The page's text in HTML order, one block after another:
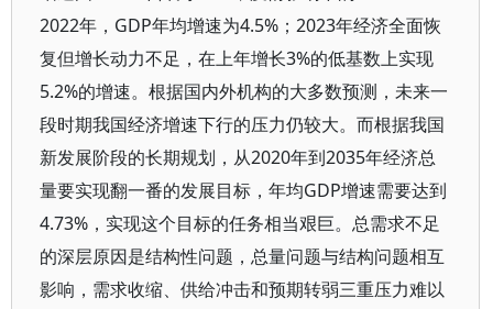
2022年，GDP年均增速为4.5%；2023年经济全面恢
复但增长动力不足，在上年增长3%的低基数上实现
5.2%的增速。根据国内外机构的大多数预测，未来一
段时期我国经济增速下行的压力仍较大。而根据我国
新发展阶段的长期规划，从2020年到2035年经济总
量要实现翻一番的发展目标，年均GDP增速需要达到
4.73%，实现这个目标的任务相当艰巨。总需求不足
的深层原因是结构性问题，总量问题与结构问题相互
影响，需求收缩、供给冲击和预期转弱三重压力难以